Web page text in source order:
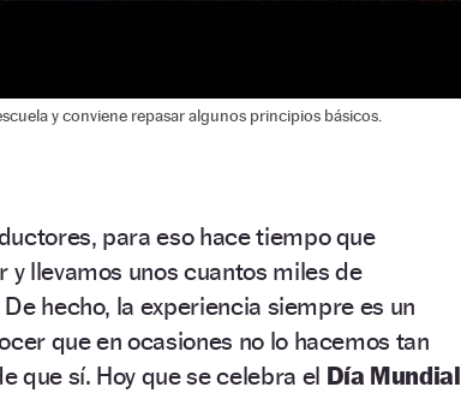
y conviene repasar algunos principios básicos.
para eso hace tiempo que
llevamos unos cuantos miles de
hecho, la experiencia siempre es un
que en ocasiones no lo hacemos tan
que sí. Hoy que se celebra el Día Mundial